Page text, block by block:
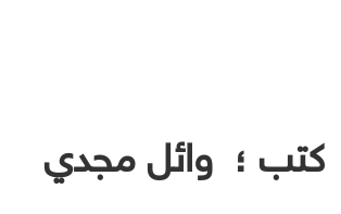
كتب ؛ وائل مجدي